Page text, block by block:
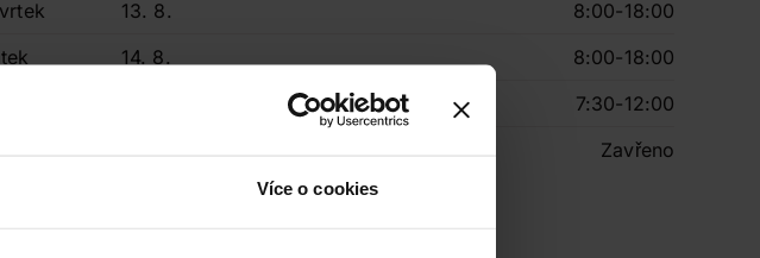
Více o cookies
13. 8.
8:00-18:00
14. 8.
8:00-18:00
7:30-12:00
Zavřeno